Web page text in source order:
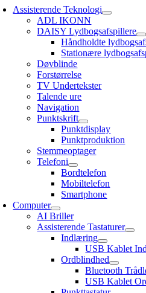
Assisterende Teknologi
ADL IKONN
DAISY Lydbogsafspillere
Håndholdte
Stationære
Døvblinde
Forstørrelse
TV Undertekster
Talende ure
Navigation
Punktskrift
Punktdisplay
Punktproduktion
Stemmeoptager
Telefoni
Bordtelefon
Mobiltelefon
Smartphone
Computer
AI Briller
Assisterende Tastaturer
Indlæring
USB Kablet
Ordblindhed
Bluetooth
USB Kablet